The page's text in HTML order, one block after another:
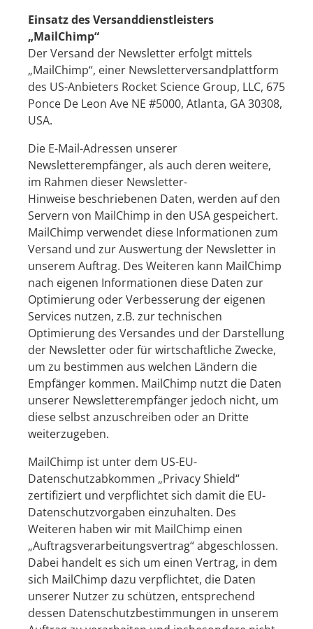
Einsatz des Versanddienstleisters
„MailChimp“
Der Versand der Newsletter erfolgt mittels
„MailChimp“, einer Newsletterversandplattform
des US-Anbieters Rocket Science Group, LLC, 675
Ponce De Leon Ave NE #5000, Atlanta, GA 30308,
USA.
Die E-Mail-Adressen unserer
Newsletterempfänger, als auch deren weitere,
im Rahmen dieser Newsletter-
Hinweise beschriebenen Daten, werden auf den
Servern von MailChimp in den USA gespeichert.
MailChimp verwendet diese Informationen zum
Versand und zur Auswertung der Newsletter in
unserem Auftrag. Des Weiteren kann MailChimp
nach eigenen Informationen diese Daten zur
Optimierung oder Verbesserung der eigenen
Services nutzen, z.B. zur technischen
Optimierung des Versandes und der Darstellung
der Newsletter oder für wirtschaftliche Zwecke,
um zu bestimmen aus welchen Ländern die
Empfänger kommen. MailChimp nutzt die Daten
unserer Newsletterempfänger jedoch nicht, um
diese selbst anzuschreiben oder an Dritte
weiterzugeben.
MailChimp ist unter dem US-EU-
Datenschutzabkommen „Privacy Shield“
zertifiziert und verpflichtet sich damit die EU-
Datenschutzvorgaben einzuhalten. Des
Weiteren haben wir mit MailChimp einen
„Auftragsverarbeitungsvertrag“ abgeschlossen.
Dabei handelt es sich um einen Vertrag, in dem
sich MailChimp dazu verpflichtet, die Daten
unserer Nutzer zu schützen, entsprechend
dessen Datenschutzbestimmungen in unserem